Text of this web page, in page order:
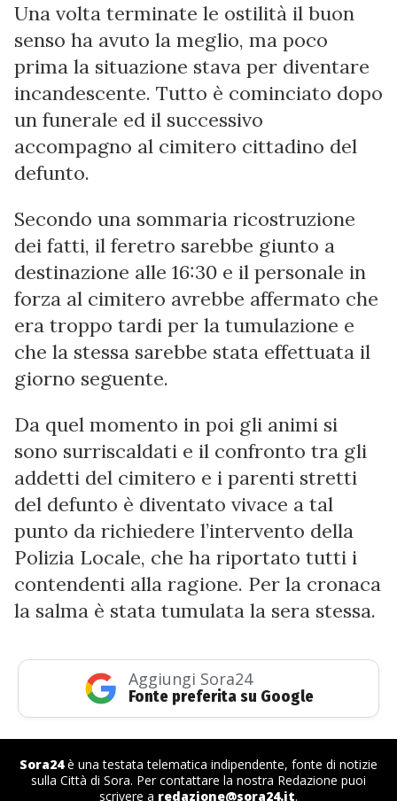
Una volta terminate le ostilità il buon
senso ha avuto la meglio, ma poco
prima la situazione stava per diventare
incandescente. Tutto è cominciato dopo
un funerale ed il successivo
accompagno al cimitero cittadino del
defunto.
Secondo una sommaria ricostruzione
dei fatti, il feretro sarebbe giunto a
destinazione alle 16:30 e il personale in
forza al cimitero avrebbe affermato che
era troppo tardi per la tumulazione e
che la stessa sarebbe stata effettuata il
giorno seguente.
Da quel momento in poi gli animi si
sono surriscaldati e il confronto tra gli
addetti del cimitero e i parenti stretti
del defunto è diventato vivace a tal
punto da richiedere l’intervento della
Polizia Locale, che ha riportato tutti i
contendenti alla ragione. Per la cronaca
la salma è stata tumulata la sera stessa.
Aggiungi Sora24
Fonte preferita su Google
Sora24è una testata telematica indipendente, fonte di notizie
sulla Città di Sora. Per contattare la nostra Redazione puoi
scrivere a redazione@sora24.it.